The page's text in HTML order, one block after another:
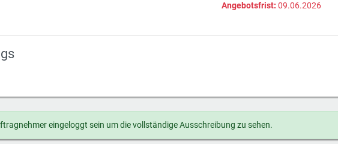
Angebotsfrist: 09.06.2026
eingeloggt sein um die vollständige Ausschreibung zu sehen.